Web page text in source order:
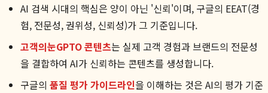
AI 검색 시대의 핵심은 양이 아닌 '신뢰'이며, 구글의 EEAT(경
험, 전문성, 권위성, 신뢰성)가 그 기준입니다.
고객의눈GPTO 콘텐츠는 실제 고객 경험과 브랜드의 전문성
을 결합하여 AI가 신뢰하는 콘텐츠를 생성합니다.
구글의 품질 평가 가이드라인을 이해하는 것은 AI의 평가 기준